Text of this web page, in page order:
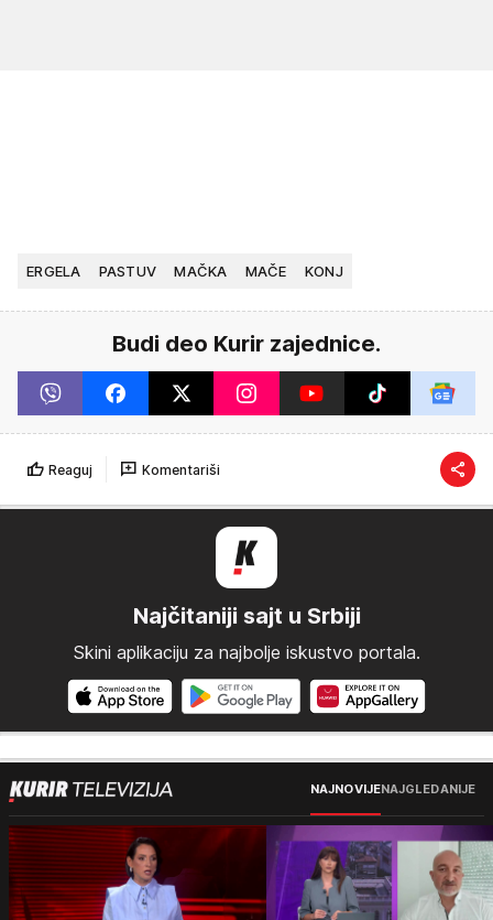
ERGELA PASTUV MAČKA MAČE KONJ
Budi deo Kurir zajednice.
Reaguj Komentariši
Najčitaniji sajt u Srbiji
Skini aplikaciju za najbolje iskustvo portala.
NAJNOVIJENAJGLEDANIJE